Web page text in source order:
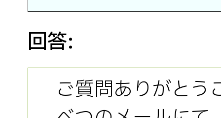
回答:
ご質問ありがとう